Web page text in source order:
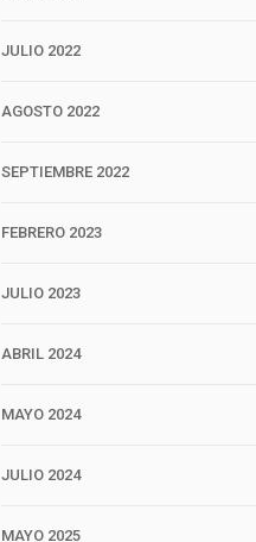
JULIO 2022
AGOSTO 2022
SEPTIEMBRE 2022
FEBRERO 2023
JULIO 2023
ABRIL 2024
MAYO 2024
JULIO 2024
MAYO 2025